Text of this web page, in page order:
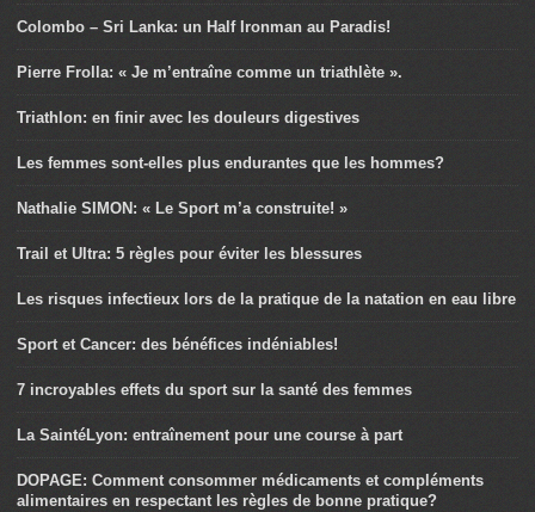
Colombo – Sri Lanka: un Half Ironman au Paradis!
Pierre Frolla: « Je m’entraîne comme un triathlète ».
Triathlon: en finir avec les douleurs digestives
Les femmes sont-elles plus endurantes que les hommes?
Nathalie SIMON: « Le Sport m’a construite! »
Trail et Ultra: 5 règles pour éviter les blessures
Les risques infectieux lors de la pratique de la natation en eau libre
Sport et Cancer: des bénéfices indéniables!
7 incroyables effets du sport sur la santé des femmes
La SaintéLyon: entraînement pour une course à part
DOPAGE: Comment consommer médicaments et compléments
alimentaires en respectant les règles de bonne pratique?